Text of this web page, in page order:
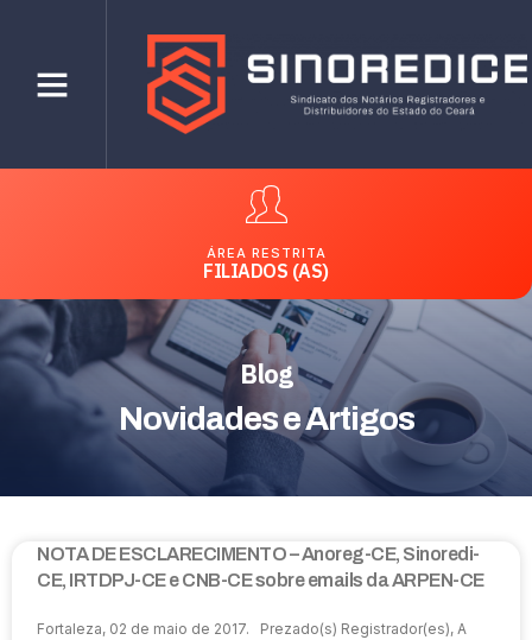
ÁREA RESTRITA
FILIADOS (AS)
Blog
Novidades e Artigos
NOTA DE ESCLARECIMENTO – Anoreg-CE, Sinoredi-
CE, IRTDPJ-CE e CNB-CE sobre emails da ARPEN-CE
Fortaleza, 02 de maio de 2017. Prezado(s) Registrador(es), A